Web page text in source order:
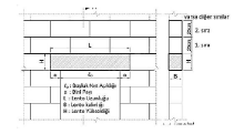
60×25 cm...